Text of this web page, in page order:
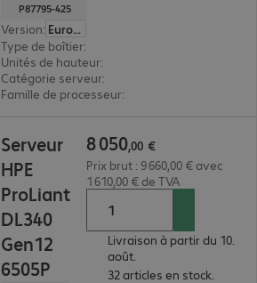
P87795-425
Version:
Europe
Type de boîtier:
Unités de hauteur:
Catégorie serveur:
Famille de processeur:
Serveur
HPE
ProLiant
DL340
Gen12
6505P
8050,00 €
Prix brut : 9 660,00 € avec
1 610,00 € de TVA
Livraison à partir du 10.
août.
32 articles en stock.